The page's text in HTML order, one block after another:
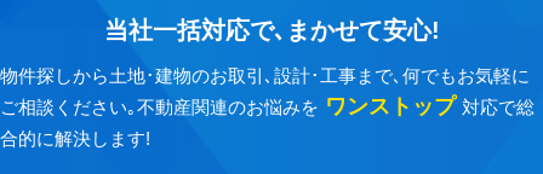
当社一括対応で､まかせて安心!
物件探しから土地･建物のお取引､設計･工事まで､何でもお気軽に
ご相談ください｡不動産関連のお悩みを ワンストップ 対応で総
合的に解決します!